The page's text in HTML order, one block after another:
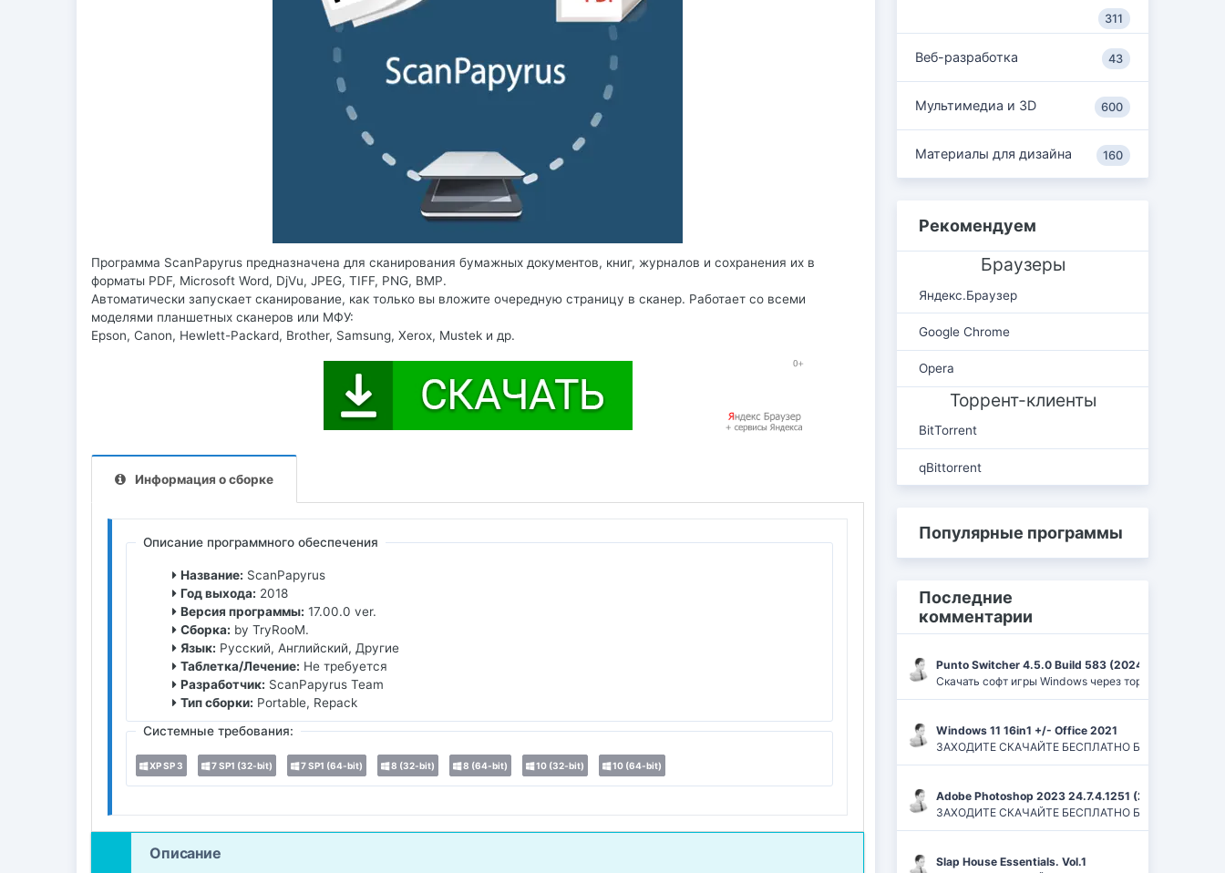
Программа ScanPapyrus предназначена для сканирования бумажных документов, книг, журналов и сохранения их в
форматы PDF, Microsoft Word, DjVu, JPEG, TIFF, PNG, BMP.
Автоматически запускает сканирование, как только вы вложите очередную страницу в сканер. Работает со всеми
моделями планшетных сканеров или МФУ:
Epson, Canon, Hewlett-Packard, Brother, Samsung, Xerox, Mustek и др.
Информация о сборке
Описание программного обеспечения
Название: ScanPapyrus
Год выхода: 2018
Версия программы: 17.00.0 ver.
Сборка: by TryRooM.
Язык: Русский, Английский, Другие
Таблетка/Лечение: Не требуется
Разработчик: ScanPapyrus Team
Тип сборки: Portable, Repack
Системные требования:
XP SP 3 7 SP1 (32-bit) 7 SP1 (64-bit) 8 (32-bit) 8 (64-bit) 10 (32-bit) 10 (64-bit)
Описание
311
Веб-разработка 43
Мультимедиа и 3D 600
Материалы для дизайна 160
Рекомендуем
Браузеры
Яндекс.Браузер
Google Chrome
Opera
Торрент-клиенты
BitTorrent
qBittorrent
Популярные программы
Последние
комментарии
Punto Switcher 4.5.0 Build 583 (2024) РС | RePack
Скачать софт игры Windows через торрент Ufrag:
Windows 11 16in1 +/- Office 2021
ЗАХОДИТЕ СКАЧАЙТЕ БЕСПЛАТНО БЕЗ
Adobe Photoshop 2023 24.7.4.1251 (2024) PC |
ЗАХОДИТЕ СКАЧАЙТЕ БЕСПЛАТНО БЕЗ
Slap House Essentials. Vol.1